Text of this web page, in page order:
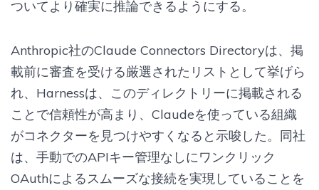
ついてより確実に推論できるようにする。
Anthropic社のClaude Connectors Directoryは、掲
載前に審査を受ける厳選されたリストとして挙げら
れ、Harnessは、このディレクトリーに掲載される
ことで信頼性が高まり、Claudeを使っている組織
がコネクターを見つけやすくなると示唆した。同社
は、手動でのAPIキー管理なしにワンクリック
OAuthによるスムーズな接続を実現していることを